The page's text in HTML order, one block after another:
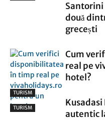
Santorini
două
grecești
TURISM
Cum
real pe
hotel?
TURISM
Kusadasi
autentic